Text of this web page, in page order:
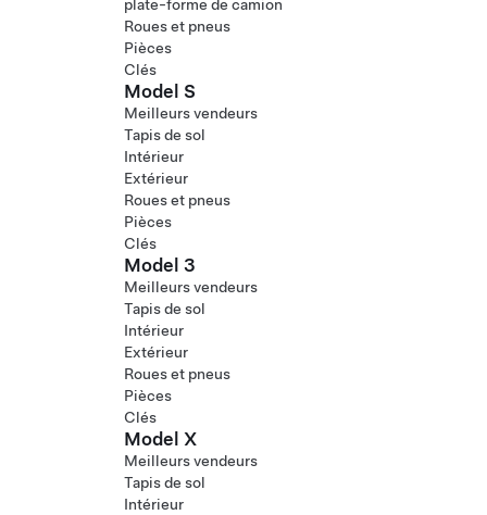
plate-forme de camion
Roues et pneus
Pièces
Clés
Model S
Meilleurs vendeurs
Tapis de sol
Intérieur
Extérieur
Roues et pneus
Pièces
Clés
Model 3
Meilleurs vendeurs
Tapis de sol
Intérieur
Extérieur
Roues et pneus
Pièces
Clés
Model X
Meilleurs vendeurs
Tapis de sol
Intérieur